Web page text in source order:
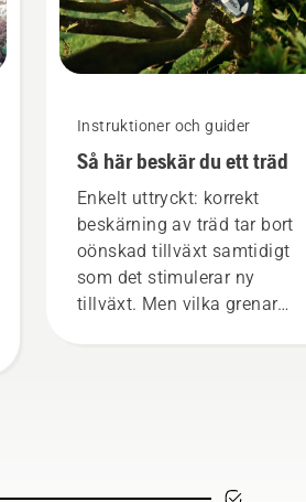
Instruktioner och guider
Så här beskär du ett träd
Enkelt uttryckt: korrekt
beskärning av träd tar bort
oönskad tillväxt samtidigt
som det stimulerar ny
tillväxt. Men vilka grenar
guiden för beskärning av